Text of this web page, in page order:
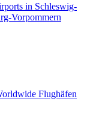
in Schleswig-
Vorpommern
Flughäfen